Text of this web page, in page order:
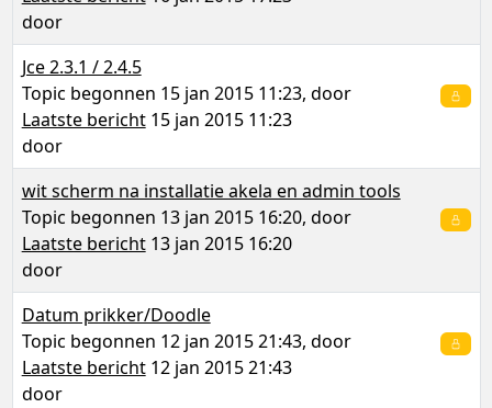
door
Jce 2.3.1 / 2.4.5
Topic begonnen 15 jan 2015 11:23, door
Laatste bericht15 jan 2015 11:23
door
wit scherm na installatie akela en admin tools
Topic begonnen 13 jan 2015 16:20, door
Laatste bericht13 jan 2015 16:20
door
Datum prikker/Doodle
Topic begonnen 12 jan 2015 21:43, door
Laatste bericht12 jan 2015 21:43
door